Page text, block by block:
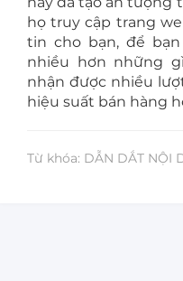
họ truy cập trang
tin cho bạn, để
nhiều hơn những
nhận được nhiều
hiệu suất bán hàng
Từ khóa: DẪN DẮT NỘI